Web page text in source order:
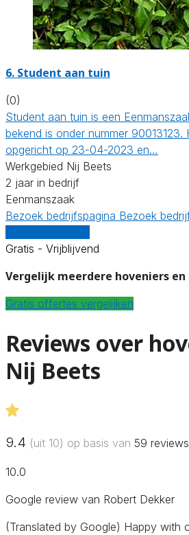
6. Student aan tuin
(0)
Student aan tuin is een
bekend is onder nummer 90013123.
opgericht op 23-04-2023 en…
Werkgebied Nij Beets
2 jaar in bedrijf
Eenmanszaak
Bezoek bedrijfspagina Bezoek
Gratis - Vrijblijvend
Vergelijk meerdere hoveniers en
Gratis offertes vergelijken
Reviews over
Nij Beets
9.4 (uit 10) op basis van 59 reviews
10.0
Google review van Robert Dekker
(Translated by Google) Happy with